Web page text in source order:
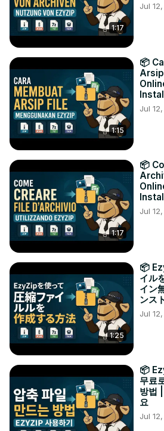
1:17
Jul
1:15
📦
Jul
1:17
📦
Jul
1:25
📦
イル
イン
ンス
Jul
📦
무료
방법
요
Jul